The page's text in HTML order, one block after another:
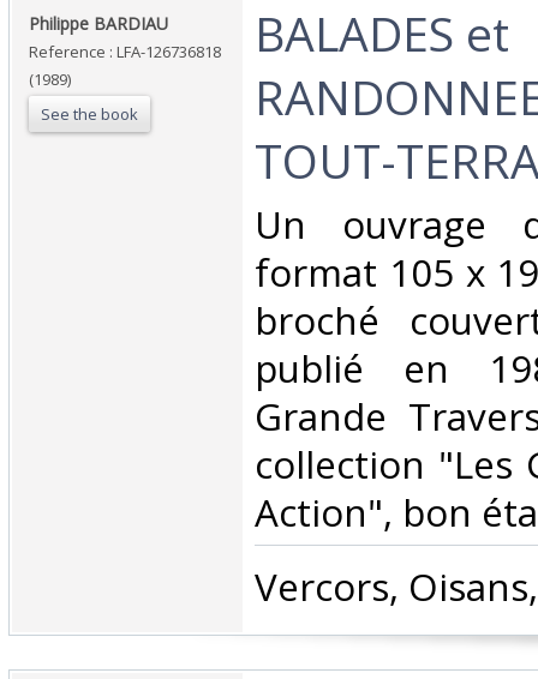
‎Philippe BARDIAU‎
Reference : LFA-126736818
(1989)
See the book
‎BALADES et
TOUT-
‎Un ouvrage
format 105 x
broché
publié en
Grande
collection "Les
Action", bon
‎Vercors,